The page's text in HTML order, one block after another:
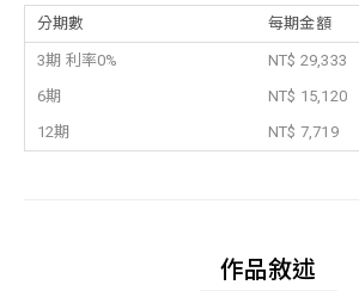
分期數 每期金額
3期 利率0%
NT$ 29,333
6期
NT$ 15,120
12期
NT$ 7,719
作品敘述